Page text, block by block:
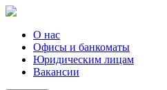
О нас
Офисы и банкоматы
Юридическим лицам
Вакансии